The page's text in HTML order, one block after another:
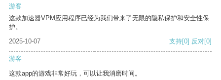
游客
这款加速器VPM应用程序已经为我们带来了无限的隐私保护和安全性保
护。
2025-10-07
支持[0] 反对[0]
游客
这款app的游戏非常好玩，可以让我消磨时间。